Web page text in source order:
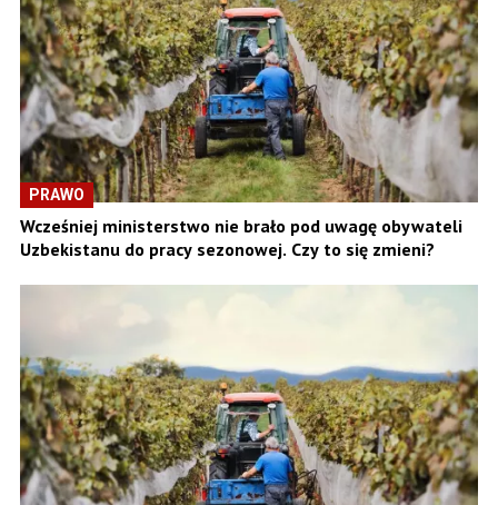
PRAWO
Wcześniej ministerstwo nie brało pod uwagę obywateli
Uzbekistanu do pracy sezonowej. Czy to się zmieni?